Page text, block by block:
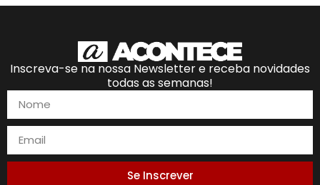
Inscreva-se na nossa Newsletter e receba novidades
todas as semanas!
Se Inscrever